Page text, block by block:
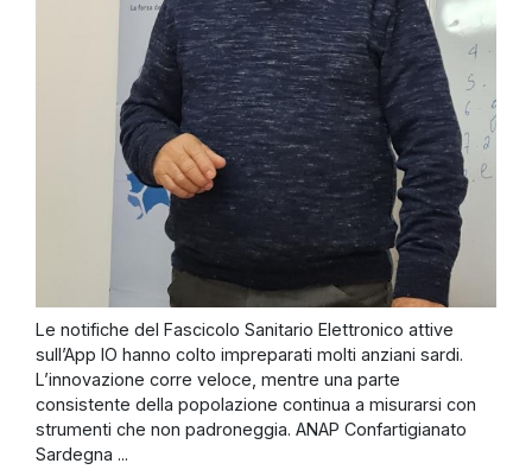
Le notifiche del Fascicolo Sanitario Elettronico attive
sull’App IO hanno colto impreparati molti anziani sardi.
L’innovazione corre veloce, mentre una parte
consistente della popolazione continua a misurarsi con
strumenti che non padroneggia. ANAP Confartigianato
Sardegna ...